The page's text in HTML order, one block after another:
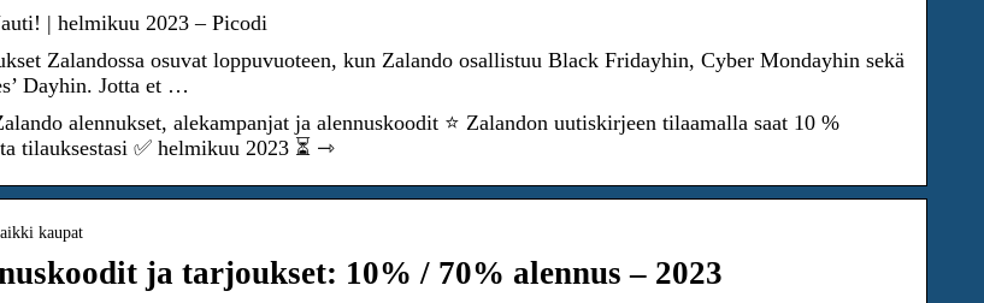
| helmikuu 2023 – Picodi
Zalandossa osuvat loppuvuoteen, kun Zalando osallistuu Black Fridayhin, Cyber Mondayhin sekä
Dayhin. Jotta et …
alennukset, alekampanjat ja alennuskoodit ⭐ Zalandon uutiskirjeen tilaamalla saat 10 %
tilauksestasi ✅ helmikuu 2023 ⏳ ⇾
kaupat
ja tarjoukset: 10% / 70% alennus – 2023